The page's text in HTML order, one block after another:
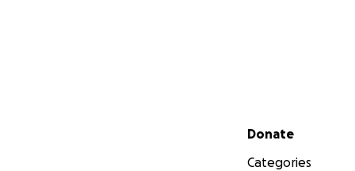
Secondary menu
Donate
Categories